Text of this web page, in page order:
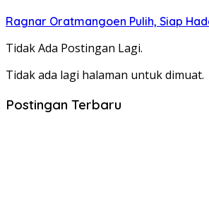
Ragnar Oratmangoen Pulih, Siap
Tidak Ada Postingan Lagi.
Tidak ada lagi halaman untuk dimuat.
Postingan Terbaru